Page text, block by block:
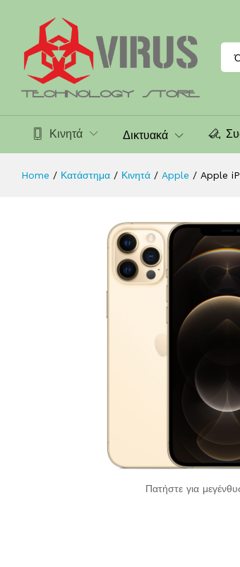
Κινητά Δικτυακά
Home / Κατάστημα / Κινητά / Apple / Apple
Πατήστε για
Περιγραφή